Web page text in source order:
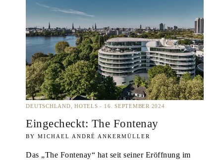
DEUTSCHLAND HOTELS 16. SEPTEMBER 2024
Eingecheckt: The Fontenay
MICHAEL ANDRÉ ANKERMÜLLER
Das „The Fontenay“ hat seit seiner Eröffnung im